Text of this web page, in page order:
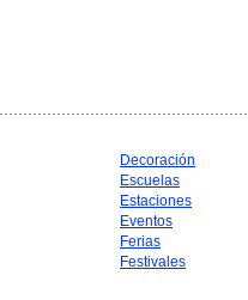
Decoración
Escuelas
Estaciones
Eventos
Ferias
Festivales